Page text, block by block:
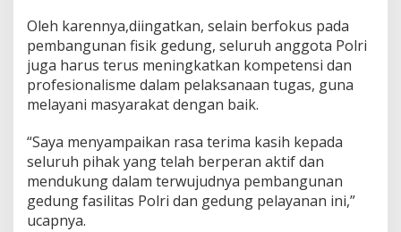
Oleh karennya,diingatkan, selain berfokus pada
pembangunan fisik gedung, seluruh anggota Polri
juga harus terus meningkatkan kompetensi dan
profesionalisme dalam pelaksanaan tugas, guna
melayani masyarakat dengan baik.
“Saya menyampaikan rasa terima kasih kepada
seluruh pihak yang telah berperan aktif dan
mendukung dalam terwujudnya pembangunan
gedung fasilitas Polri dan gedung pelayanan ini,”
ucapnya.